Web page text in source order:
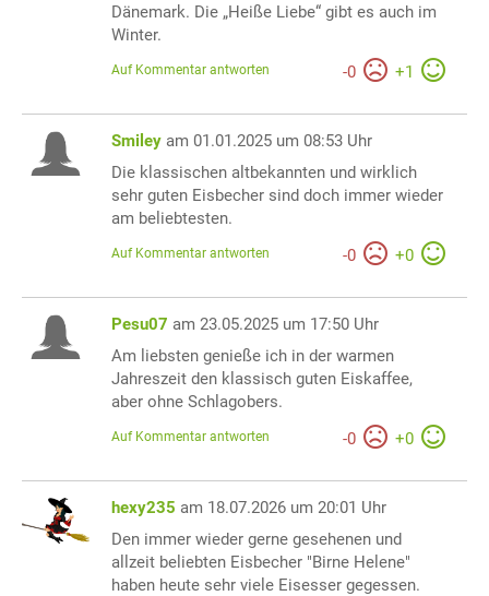
Dänemark. Die „Heiße Liebe“ gibt es auch im
Winter.
-0 +1
Auf Kommentar antworten
Smiley am 01.01.2025 um 08:53 Uhr
Die klassischen altbekannten und wirklich
sehr guten Eisbecher sind doch immer wieder
am beliebtesten.
-0 +0
Auf Kommentar antworten
Pesu07 am 23.05.2025 um 17:50 Uhr
Am liebsten genieße ich in der warmen
Jahreszeit den klassisch guten Eiskaffee,
aber ohne Schlagobers.
-0 +0
Auf Kommentar antworten
hexy235 am 18.07.2026 um 20:01 Uhr
Den immer wieder gerne gesehenen und
allzeit beliebten Eisbecher "Birne Helene"
haben heute sehr viele Eisesser gegessen.